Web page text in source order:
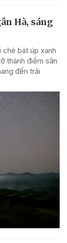
Hà, sáng
bát úp xanh
thành điểm săn
đến trải